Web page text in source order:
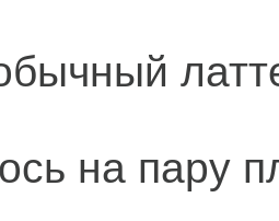
на пару